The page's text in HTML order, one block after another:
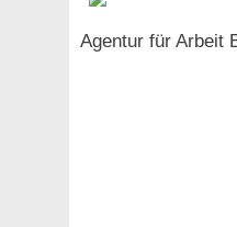
Agentur für Arbeit